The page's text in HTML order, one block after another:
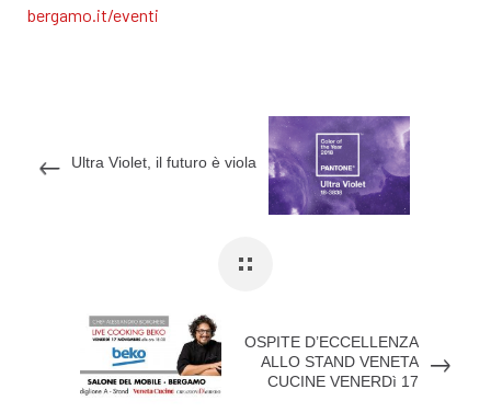
bergamo.it/eventi
Ultra Violet, il futuro è viola
OSPITE D’ECCELLENZA
ALLO STAND VENETA
CUCINE VENERDì 17